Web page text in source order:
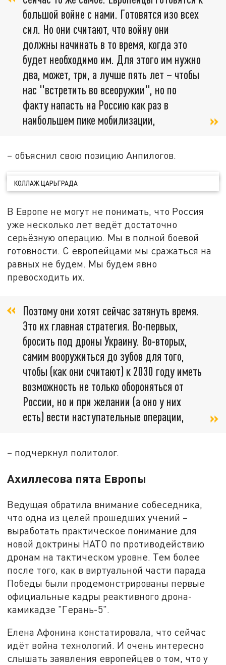
большой войне с нами. Готовятся изо всех
сил. Но они считают, что войну они
должны начинать в то время, когда это
будет необходимо им. Для этого им нужно
два, может, три, а лучше пять лет – чтобы
нас "встретить во всеоружии", но по
факту напасть на Россию как раз в
наибольшем пике мобилизации,
– объяснил свою позицию Анпилогов.
КОЛЛАЖ ЦАРЬГРАДА
В Европе не могут не понимать, что Россия
уже несколько лет ведёт достаточно
серьёзную операцию. Мы в полной боевой
готовности. С европейцами мы сражаться на
равных не будем. Мы будем явно
превосходить их.
Поэтому они хотят сейчас затянуть время.
Это их главная стратегия. Во-первых,
бросить под дроны Украину. Во-вторых,
самим вооружиться до зубов для того,
чтобы (как они считают) к 2030 году иметь
возможность не только обороняться от
России, но и при желании (а оно у них
есть) вести наступательные операции,
– подчеркнул политолог.
Ахиллесова пята Европы
Ведущая обратила внимание собеседника,
что одна из целей прошедших учений –
выработать практическое понимание для
новой доктрины НАТО по противодействию
дронам на тактическом уровне. Тем более
после того, как в виртуальной части парада
Победы были продемонстрированы первые
официальные кадры реактивного дрона-
камикадзе "Герань-5".
Елена Афонина констатировала, что сейчас
идёт война технологий. И очень интересно
слышать заявления европейцев о том, что у